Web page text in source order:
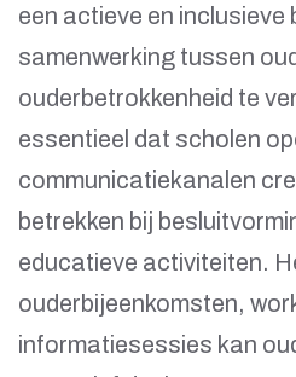
een actieve en inclusieve
samenwerking tussen
ouderbetrokkenheid te
essentieel dat scholen
communicatiekanalen
betrekken bij
educatieve activiteiten.
ouderbijeenkomsten,
informatiesessies kan